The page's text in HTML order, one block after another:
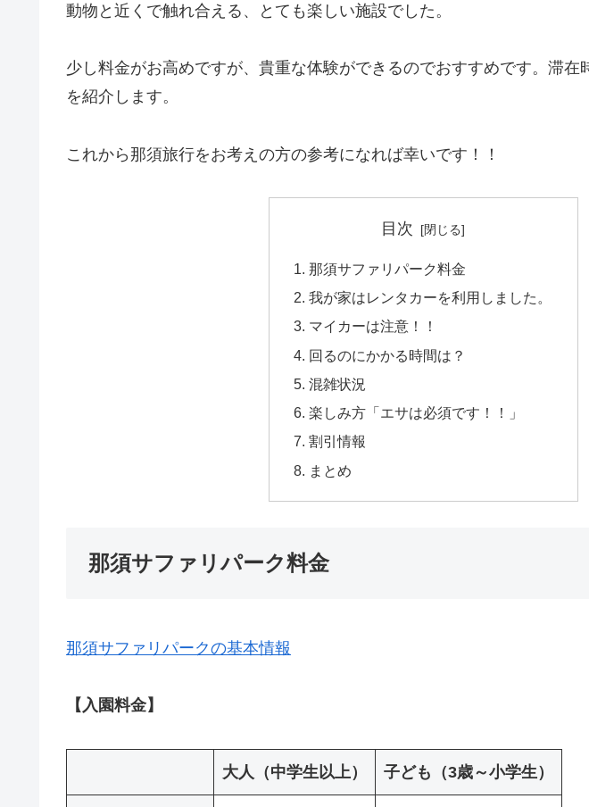
動物と近くで触れ合える、とても楽しい施設でした。
少し料金がお高めですが、貴重な体験ができるのでおすすめです。滞在
を紹介します。
これから那須旅行をお考えの方の参考になれば幸いです！！
目次
那須サファリパーク料金
我が家はレンタカーを利用しました。
マイカーは注意！！
回るのにかかる時間は？
混雑状況
楽しみ方「エサは必須です！！」
割引情報
まとめ
那須サファリパーク料金
那須サファリパークの基本情報
【入園料金】
大人（中学生以上） 子ども（3歳～小学生）